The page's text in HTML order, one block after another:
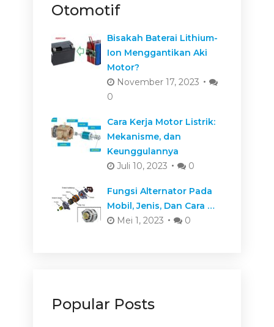
Otomotif
Bisakah Baterai Lithium-
Ion Menggantikan Aki
Motor?
November 17, 2023
0
Cara Kerja Motor Listrik:
Mekanisme, dan
Keunggulannya
Juli 10, 2023
0
Fungsi Alternator Pada
Mobil, Jenis, Dan Cara …
Mei 1, 2023
0
Popular Posts